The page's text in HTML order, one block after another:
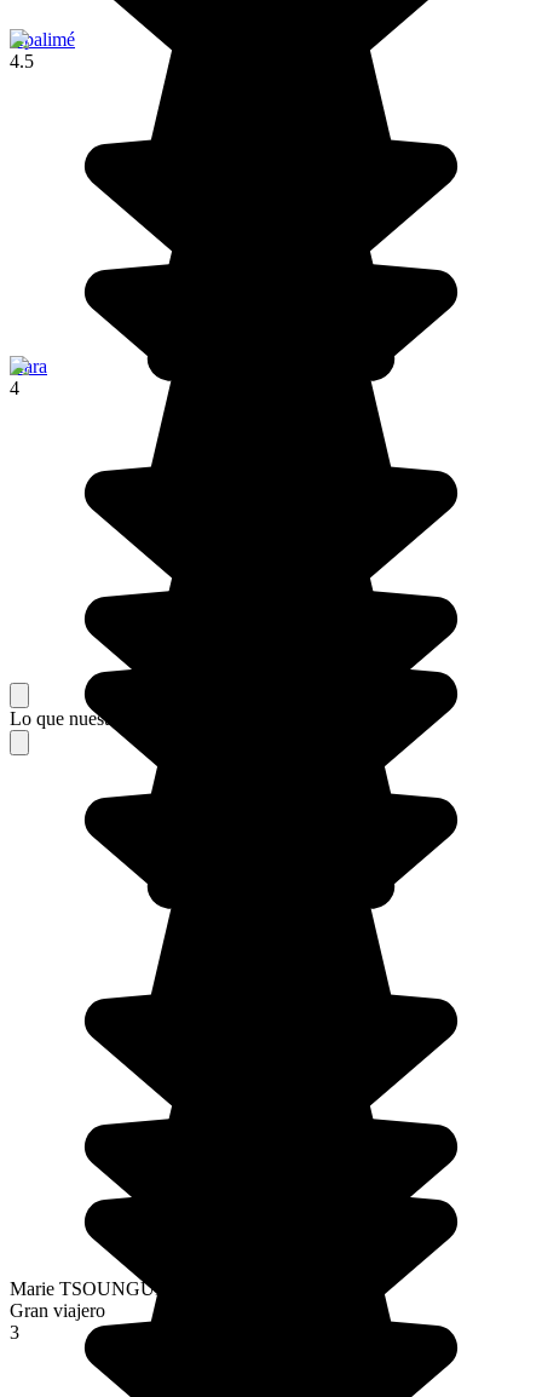
Kpalimé
4.5
Kara
4
Lo que nuestros viajeros piensan de su estancia
Marie TSOUNGUI
Gran viajero
3